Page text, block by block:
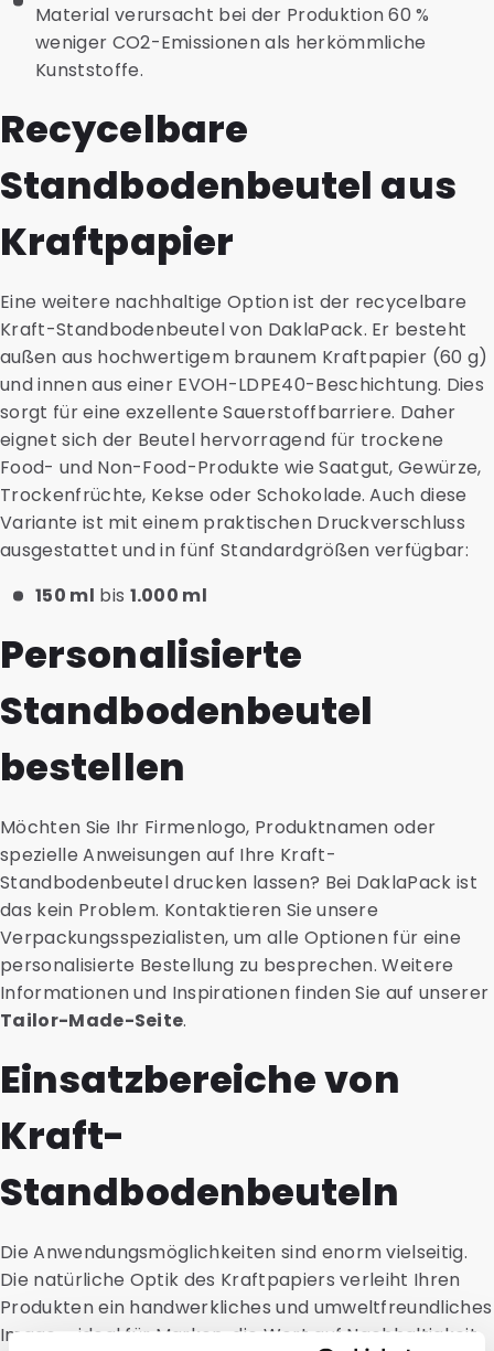
Material verursacht bei der Produktion 60 %
weniger CO2-Emissionen als herkömmliche
Kunststoffe.
Recycelbare
Standbodenbeutel aus
Kraftpapier
Eine weitere nachhaltige Option ist der recycelbare
Kraft-Standbodenbeutel von DaklaPack. Er besteht
außen aus hochwertigem braunem Kraftpapier (60 g)
und innen aus einer EVOH-LDPE40-Beschichtung. Dies
sorgt für eine exzellente Sauerstoffbarriere. Daher
eignet sich der Beutel hervorragend für trockene
Food- und Non-Food-Produkte wie Saatgut, Gewürze,
Trockenfrüchte, Kekse oder Schokolade. Auch diese
Variante ist mit einem praktischen Druckverschluss
ausgestattet und in fünf Standardgrößen verfügbar:
150 ml bis 1.000 ml
Personalisierte
Standbodenbeutel
bestellen
Möchten Sie Ihr Firmenlogo, Produktnamen oder
spezielle Anweisungen auf Ihre Kraft-
Standbodenbeutel drucken lassen? Bei DaklaPack ist
das kein Problem. Kontaktieren Sie unsere
Verpackungsspezialisten, um alle Optionen für eine
personalisierte Bestellung zu besprechen. Weitere
Informationen und Inspirationen finden Sie auf unserer
Tailor-Made-Seite.
Einsatzbereiche von
Kraft-
Standbodenbeuteln
Die Anwendungsmöglichkeiten sind enorm vielseitig.
Die natürliche Optik des Kraftpapiers verleiht Ihren
Produkten ein handwerkliches und umweltfreundliches
Image – ideal für Marken, die Wert auf Nachhaltigkeit